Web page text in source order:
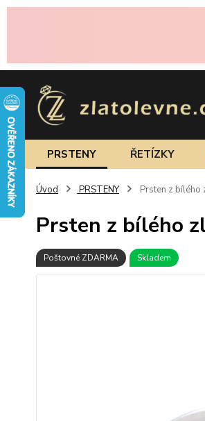
PRSTENY ŘETÍZKY
Úvod PRSTENY Prsten z bílého
Prsten z bílého
Poštovné ZDARMA Skladem